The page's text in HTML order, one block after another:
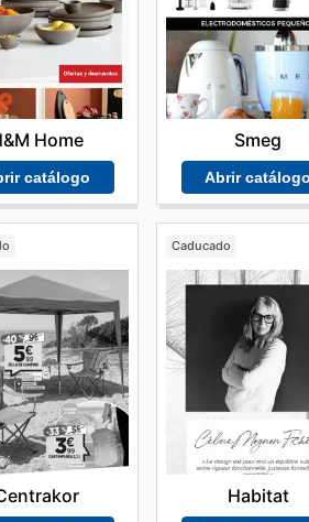
Home
catálogo
Smeg
Abrir catálogo
Caducado
Habitat